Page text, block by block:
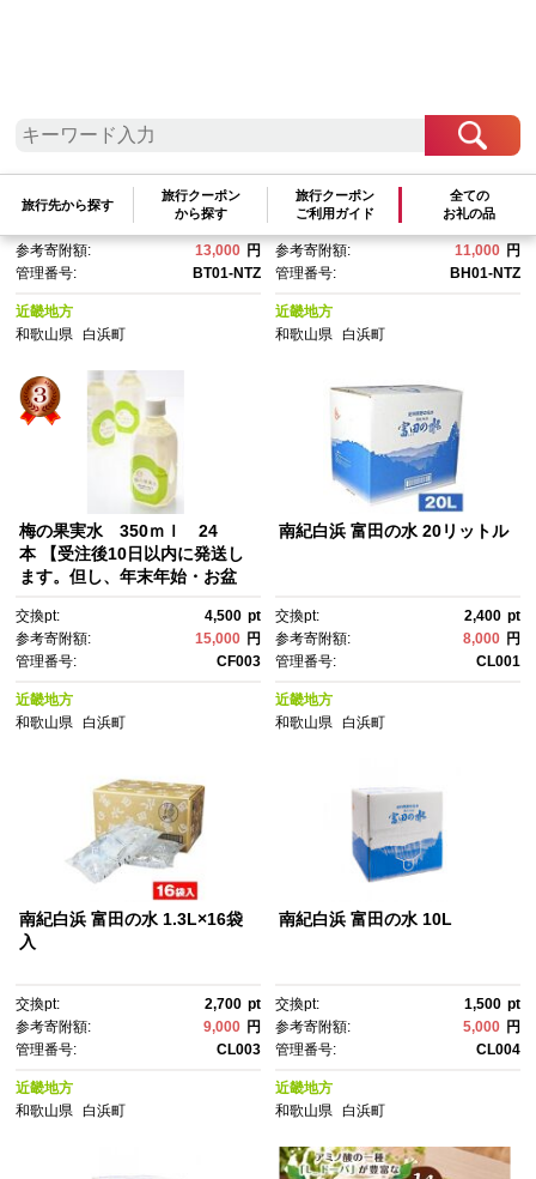
旅行先から探す
旅行クーポン
から探す
旅行クーポン
ご利用ガイド
全ての
お礼の品
和歌山産温州みかん１００％ジ
参考寄附額:
13,000 円
管理番号:
BT01-NTZ
近畿地方
和歌山県
白浜町
無添加・ストレート果汁！和歌
雫』
参考寄附額:
11,000 円
管理番号:
BH01-NTZ
近畿地方
和歌山県 白浜町
梅の果実水 350ｍｌ 24
本 【受注後10日以内に発送し
ます。但し、年末年始・お盆
交換pt: 4,500 pt
参考寄附額:
15,000 円
管理番号:
CF003
近畿地方
和歌山県
白浜町
南紀白浜 富田の水 20リットル
交換pt: 2,400 pt
参考寄附額:
8,000 円
管理番号:
CL001
近畿地方
和歌山県 白浜町
南紀白浜 富田の水 1.3L×16袋
入
交換pt: 2,700 pt
参考寄附額:
9,000 円
管理番号:
CL003
近畿地方
和歌山県
白浜町
南紀白浜 富田の水 10L
交換pt: 1,500 pt
参考寄附額:
5,000 円
管理番号:
CL004
近畿地方
和歌山県 白浜町